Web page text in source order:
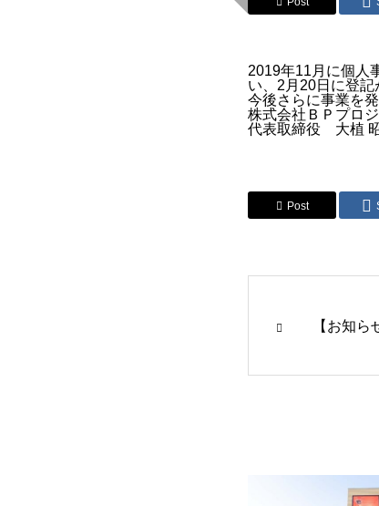
2019年11月に個人
い、2月20日に登記
今後さらに事業を
株式会社ＢＰプロ
代表取締役 大植
Post
【お知